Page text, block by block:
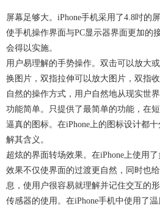
屏幕足够大。iPhone手机采用了4.8吋的
使手机操作界面与PC显示器界面更加的
会得以实施。
用户易理解的手势操作。双击可以放大
换图片，双指拉伸可以放大图片，双指
自然的操作方式，用户自然地从现实世界
功能简单。只提供了最简单的功能，在
逼真的图标。在iPhone上的图标设计都
解其含义。
超炫的界面转场效果。在iPhone上使用
效果不仅使界面的过渡更自然，同时也
息，使用户很容易就理解并记住交互的形
传感器的使用。在iPhone手机中使用了